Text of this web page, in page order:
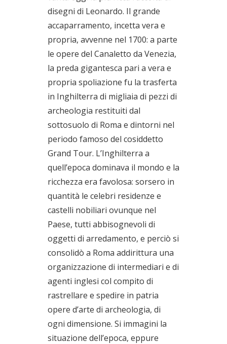
disegni di Leonardo. Il grande
accaparramento, incetta vera e
propria, avvenne nel 1700: a parte
le opere del Canaletto da Venezia,
la preda gigantesca pari a vera e
propria spoliazione fu la trasferta
in Inghilterra di migliaia di pezzi di
archeologia restituiti dal
sottosuolo di Roma e dintorni nel
periodo famoso del cosiddetto
Grand Tour. L’Inghilterra a
quell’epoca dominava il mondo e la
ricchezza era favolosa: sorsero in
quantità le celebri residenze e
castelli nobiliari ovunque nel
Paese, tutti abbisognevoli di
oggetti di arredamento, e perciò si
consolidò a Roma addirittura una
organizzazione di intermediari e di
agenti inglesi col compito di
rastrellare e spedire in patria
opere d’arte di archeologia, di
ogni dimensione. Si immagini la
situazione dell’epoca, eppure